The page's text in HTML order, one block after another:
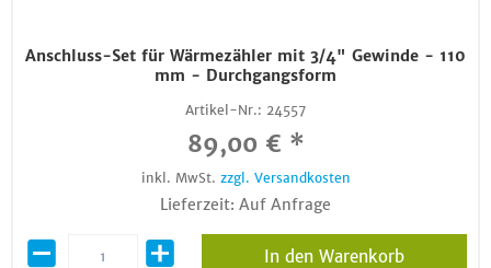
Anschluss-Set für Wärmezähler mit 3/4" Gewinde - 110
mm - Durchgangsform
Artikel-Nr.: 24557
89,00 € *
inkl. MwSt. zzgl. Versandkosten
Lieferzeit: Auf Anfrage
In den Warenkorb